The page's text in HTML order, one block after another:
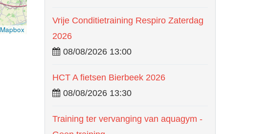
Mapbox
Vrije Conditietraining Respiro Zaterdag
2026
08/08/2026 13:00
HCT A fietsen Bierbeek 2026
08/08/2026 13:30
Training ter vervanging van aquagym -